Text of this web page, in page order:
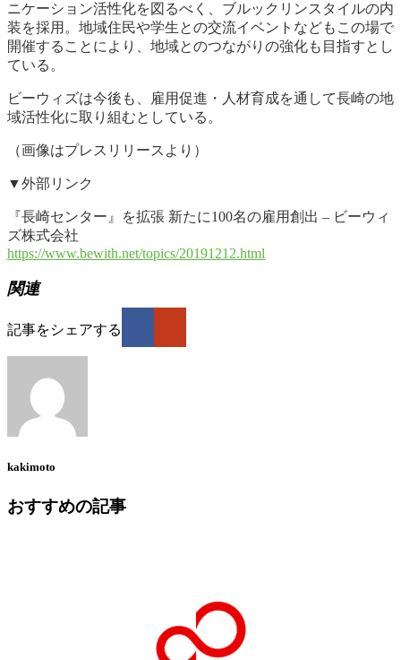
ニケーション活性化を図るべく、ブルックリンスタイルの内
装を採用。地域住民や学生との交流イベントなどもこの場で
開催することにより、地域とのつながりの強化も目指すとし
ている。
ビーウィズは今後も、雇用促進・人材育成を通して長崎の地
域活性化に取り組むとしている。
（画像はプレスリリースより）
▼外部リンク
『長崎センター』を拡張 新たに100名の雇用創出 – ビーウィ
ズ株式会社
https://www.bewith.net/topics/20191212.html
関連
記事をシェアする
kakimoto
おすすめの記事